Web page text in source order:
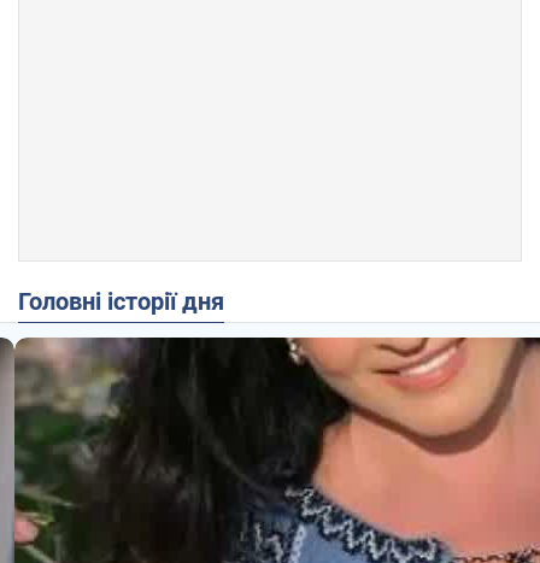
Головні історії дня